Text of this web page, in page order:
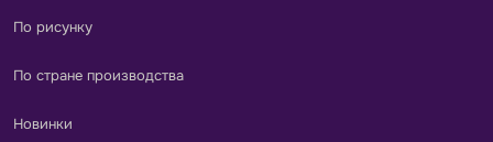
По рисунку
По стране производства
Новинки